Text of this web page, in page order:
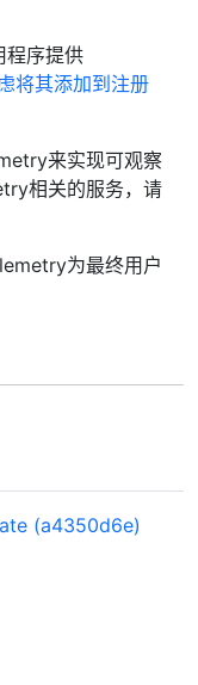
程序提供
将其添加到注册
来实现可观察
相关的服务，请
为最终用户
(a4350d6e)